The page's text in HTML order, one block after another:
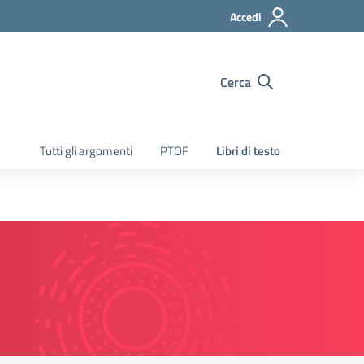
Accedi
Cerca
Tutti gli argomenti PTOF Libri di testo